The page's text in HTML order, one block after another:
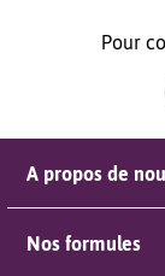
Pour
A propos de
Nos formules